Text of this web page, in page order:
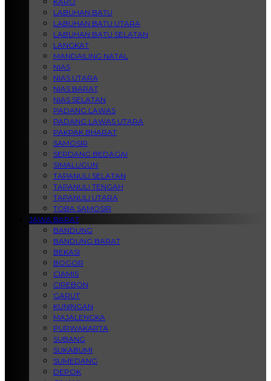
LABUHAN BATU
LABUHAN BATU UTARA
LABUHAN BATU SELATAN
LANGKAT
MANDAILING NATAL
NIAS
NIAS UTARA
NIAS BARAT
NIAS SELATAN
PADANG LAWAS
PADANG LAWAS UTARA
PAKPAK BHARAT
SAMOSIR
SERDANG BEDAGAI
SIMALUGUN
TAPANULI SELATAN
TAPANULI TENGAH
TAPANULI UTARA
TOBA SAMOSIR
JAWA BARAT
BANDUNG
BANDUNG BARAT
BEKASI
BOGOR
CIAMIS
CIREBON
GARUT
KUNINGAN
MAJALENGKA
PURWAKARTA
SUBANG
SUKABUMI
SUMEDANG
DEPOK